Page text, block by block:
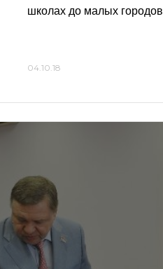
школах до малых городов
04.10.18